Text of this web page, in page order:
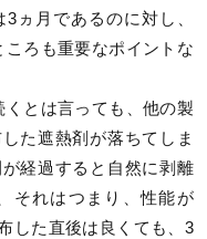
ヵ月であるのに対し、
ころも重要なポイントな
とは言っても、他の製
た遮熱剤が落ちてしま
経過すると自然に剥離
それはつまり、性能が
した直後は良くても、3